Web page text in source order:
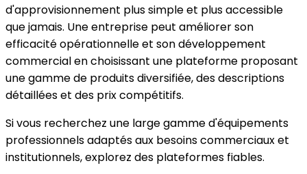
d'approvisionnement plus simple et plus accessible
que jamais. Une entreprise peut améliorer son
efficacité opérationnelle et son développement
commercial en choisissant une plateforme proposant
une gamme de produits diversifiée, des descriptions
détaillées et des prix compétitifs.
Si vous recherchez une large gamme d'équipements
professionnels adaptés aux besoins commerciaux et
institutionnels, explorez des plateformes fiables.